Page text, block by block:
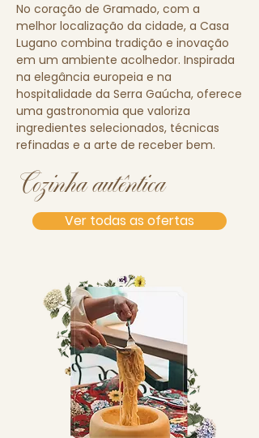
No coração de Gramado, com a
melhor localização da cidade, a Casa
Lugano combina tradição e inovação
em um ambiente acolhedor. Inspirada
na elegância europeia e na
hospitalidade da Serra Gaúcha, oferece
uma gastronomia que valoriza
ingredientes selecionados, técnicas
refinadas e a arte de receber bem.
Cozinha autêntica
Ver todas as ofertas